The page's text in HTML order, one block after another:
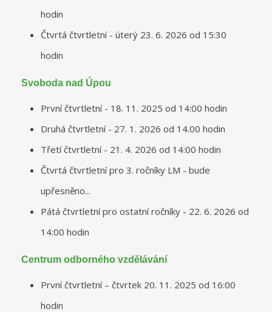
hodin
Čtvrtá čtvrtletní - úterý 23. 6. 2026 od 15:30
hodin
Svoboda nad Úpou
První čtvrtletní - 18. 11. 2025 od 14:00 hodin
Druhá čtvrtletní - 27. 1. 2026 od 14.00 hodin
Třetí čtvrtletní - 21. 4. 2026 od 14:00 hodin
Čtvrtá čtvrtletní pro 3. ročníky LM - bude
upřesněno...
Pátá čtvrtletní pro ostatní ročníky - 22. 6. 2026 od
14:00 hodin
Centrum odborného vzdělávání
První čtvrtletní – čtvrtek 20. 11. 2025 od 16:00
hodin